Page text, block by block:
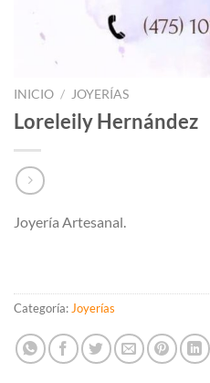
INICIO / JOYERÍAS
Loreleily Hernández
Joyería Artesanal.
Categoría:Joyerías